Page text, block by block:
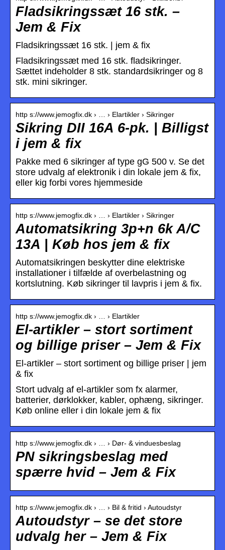
Fladsikringssæt 16 stk. –
Jem & Fix
Fladsikringssæt 16 stk. | jem & fix
Fladsikringssæt med 16 stk. fladsikringer.
Sættet indeholder 8 stk. standardsikringer og 8
stk. mini sikringer.
http s://www.jemogfix.dk › … › Elartikler › Sikringer
Sikring DII 16A 6-pk. | Billigst
i jem & fix
Pakke med 6 sikringer af type gG 500 v. Se det
store udvalg af elektronik i din lokale jem & fix,
eller kig forbi vores hjemmeside
http s://www.jemogfix.dk › … › Elartikler › Sikringer
Automatsikring 3p+n 6k A/C
13A | Køb hos jem & fix
Automatsikringen beskytter dine elektriske
installationer i tilfælde af overbelastning og
kortslutning. Køb sikringer til lavpris i jem & fix.
http s://www.jemogfix.dk › … › Elartikler
El-artikler – stort sortiment
og billige priser – Jem & Fix
El-artikler – stort sortiment og billige priser | jem
& fix
Stort udvalg af el-artikler som fx alarmer,
batterier, dørklokker, kabler, ophæng, sikringer.
Køb online eller i din lokale jem & fix
http s://www.jemogfix.dk › … › Dør- & vinduesbeslag
PN sikringsbeslag med
spærre hvid – Jem & Fix
http s://www.jemogfix.dk › … › Bil & fritid › Autoudstyr
Autoudstyr – se det store
udvalg her – Jem & Fix